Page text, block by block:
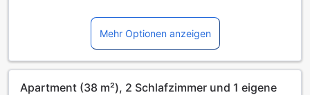
only steps away to Indonesia's biggest shopping mall and
has unlimited access to building's gym, swimming pool and
kid's playground. Not to mention the jaw dropping view of
Surabaya city, stretching from golf view, city view and
Mehr Optionen anzeigen
Apartment (38 m²), 2 Schlafzimmer und 1 eigene